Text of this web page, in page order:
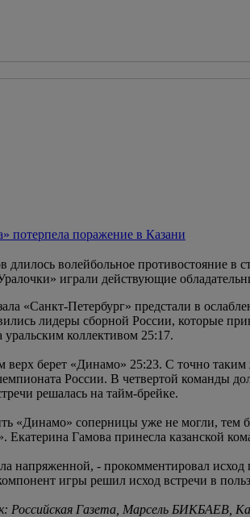
потерпела поражение в Казани
длилось волейбольное противостояние
играли действующие
«Санкт-Петербург» предстали в
лидеры сборной России, которые
уральским коллективом 25:17.
верх берет «Динамо» 25:23. С точно таким
России. В четвертой команды
решалась на тайм-брейке.
«Динамо» соперницы уже не могли, тем
Екатерина Гамова принесла казанской
напряженной, - прокомментировал исход
игры решил исход встречи в
Российская Газета, Марсель БИКБАЕВ,